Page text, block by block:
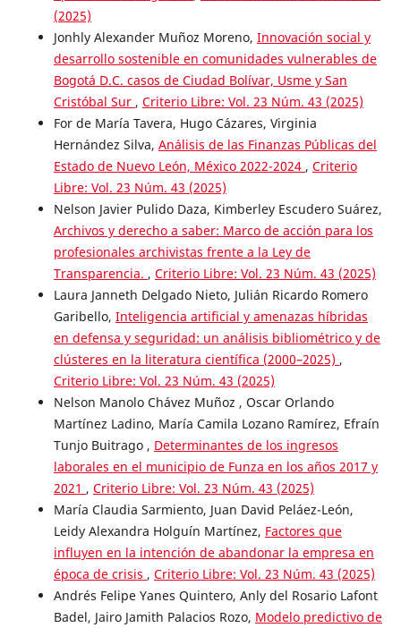
(2025)
Jonhly Alexander Muñoz Moreno, Innovación social y
desarrollo sostenible en comunidades vulnerables de
Bogotá D.C. casos de Ciudad Bolívar, Usme y San
Cristóbal Sur , Criterio Libre: Vol. 23 Núm. 43 (2025)
For de María Tavera, Hugo Cázares, Virginia
Hernández Silva, Análisis de las Finanzas Públicas del
Estado de Nuevo León, México 2022-2024 , Criterio
Libre: Vol. 23 Núm. 43 (2025)
Nelson Javier Pulido Daza, Kimberley Escudero Suárez,
Archivos y derecho a saber: Marco de acción para los
profesionales archivistas frente a la Ley de
Transparencia. , Criterio Libre: Vol. 23 Núm. 43 (2025)
Laura Janneth Delgado Nieto, Julián Ricardo Romero
Garibello, Inteligencia artificial y amenazas híbridas
en defensa y seguridad: un análisis bibliométrico y de
clústeres en la literatura científica (2000–2025) ,
Criterio Libre: Vol. 23 Núm. 43 (2025)
Nelson Manolo Chávez Muñoz , Oscar Orlando
Martínez Ladino, María Camila Lozano Ramírez, Efraín
Tunjo Buitrago , Determinantes de los ingresos
laborales en el municipio de Funza en los años 2017 y
2021 , Criterio Libre: Vol. 23 Núm. 43 (2025)
María Claudia Sarmiento, Juan David Peláez-León,
Leidy Alexandra Holguín Martínez, Factores que
influyen en la intención de abandonar la empresa en
época de crisis , Criterio Libre: Vol. 23 Núm. 43 (2025)
Andrés Felipe Yanes Quintero, Anly del Rosario Lafont
Badel, Jairo Jamith Palacios Rozo, Modelo predictivo de